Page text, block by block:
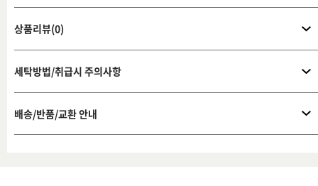
상품리뷰(0)
세탁방법/취급시 주의사항
배송/반품/교환 안내